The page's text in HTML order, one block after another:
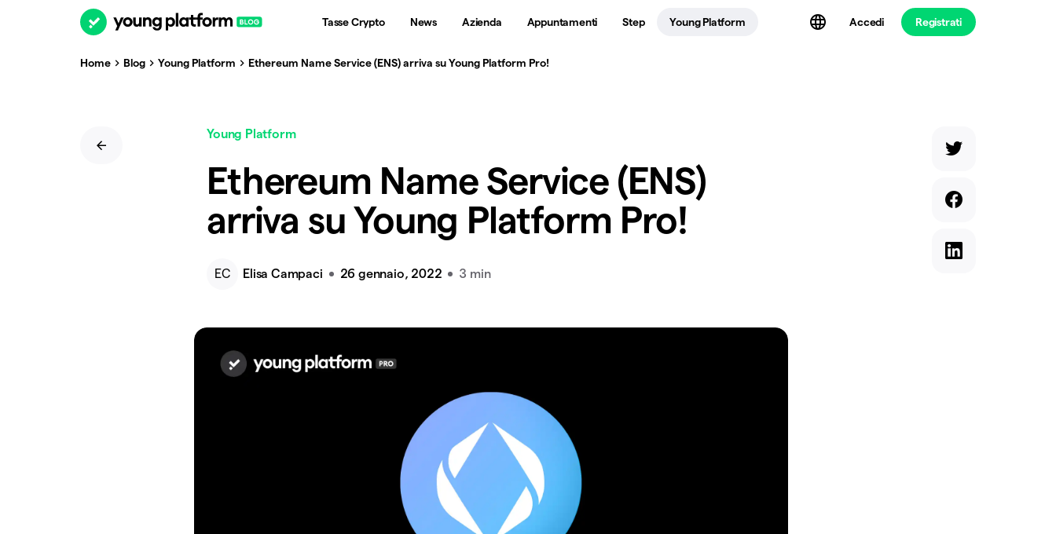
Appuntamenti
Azienda
News Step
Tasse Crypto Young Platform Accedi Registrati
Home Blog Young Platform Ethereum Name Service (ENS) arriva su Young Platform Pro!
Young Platform
Ethereum Name Service (ENS)
arriva su Young Platform Pro!
EC Elisa Campaci 26 gennaio, 2022 3 min